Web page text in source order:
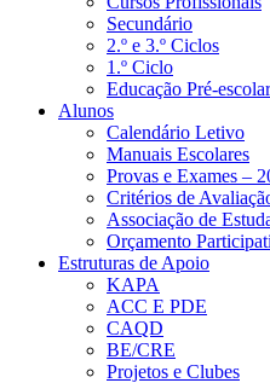
Secundário
2.º e 3.º Ciclos
1.º Ciclo
Educação Pré-escolar
Alunos
Calendário Letivo
Manuais Escolares
Provas e Exames –
Critérios de
Associação de
Orçamento
Estruturas de Apoio
KAPA
ACC E PDE
CAQD
BE/CRE
Projetos e Clubes